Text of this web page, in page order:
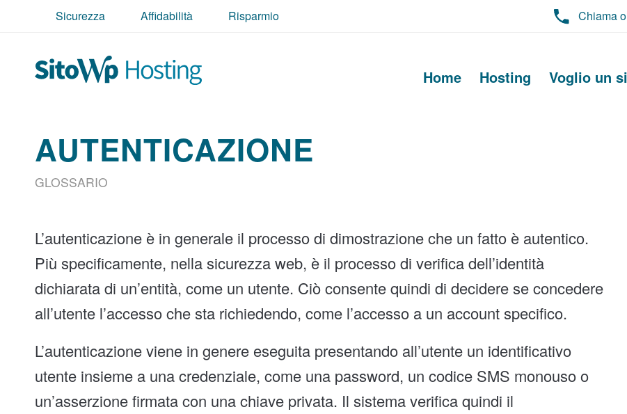
Sicurezza Affidabilità Risparmio Chiama
Home Hosting Voglio un
AUTENTICAZIONE
GLOSSARIO
L’autenticazione è in generale il processo di dimostrazione che un fatto è autentico.
Più specificamente, nella sicurezza web, è il processo di verifica dell’identità
dichiarata di un’entità, come un utente. Ciò consente quindi di decidere se concedere
all’utente l’accesso che sta richiedendo, come l’accesso a un account specifico.
L’autenticazione viene in genere eseguita presentando all’utente un identificativo
utente insieme a una credenziale, come una password, un codice SMS monouso o
un’asserzione firmata con una chiave privata. Il sistema verifica quindi il